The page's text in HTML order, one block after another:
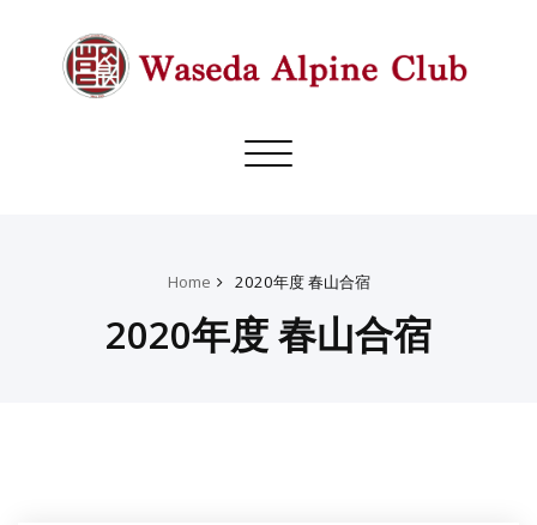
Toggle
Home 2020年度 春山合宿
2020年度 春山合宿